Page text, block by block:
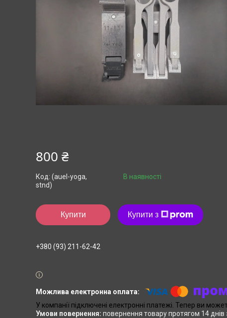
800 ₴
В наявності
Код: (auel-yoga,
stnd)
Купити Купити з
+380 (93) 211-62-42
У компанії підключені електронні платежі. Тепер ви
повернення товару протягом 14 днів